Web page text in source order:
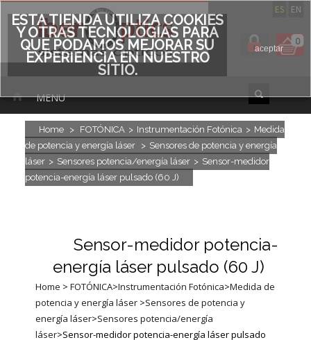
ES EN
0
MENU
Home > FOTÓNICA > Instrumentación Fotónica > Medida
de potencia y energía láser > Sensores de potencia y energía
láser > Sensores potencia/energía láser > Sensor-medidor
potencia-energía láser pulsado (60 J)
Sensor-medidor potencia-
energía láser pulsado (60 J)
Home > FOTÓNICA>Instrumentación Fotónica>Medida de
potencia y energía láser >Sensores de potencia y
energía láser>Sensores potencia/energía
láser>Sensor-medidor potencia-energía láser pulsado
ESTA TIENDA UTILIZA COOKIES
Y OTRAS TECNOLOGÍAS PARA
QUE PODAMOS MEJORAR SU
EXPERIENCIA EN NUESTRO
SITIO.
aceptar